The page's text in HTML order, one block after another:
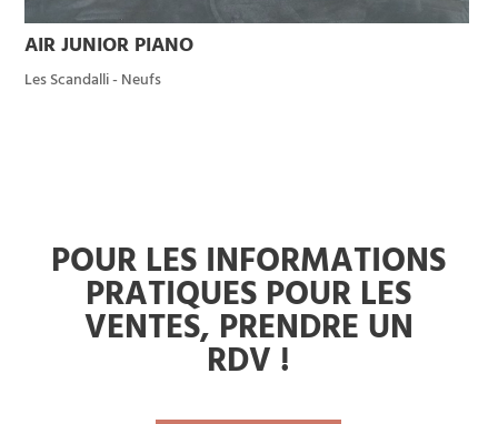
AIR JUNIOR PIANO
Les Scandalli - Neufs
POUR LES INFORMATIONS
PRATIQUES POUR LES
VENTES, PRENDRE UN
RDV !